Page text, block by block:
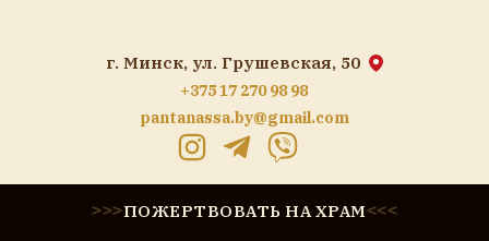
г. Минск, ул. Грушевская, 50
+375 17 270 98 98
pantanassa.by@gmail.com
>>>ПОЖЕРТВОВАТЬ НА ХРАМ<<<